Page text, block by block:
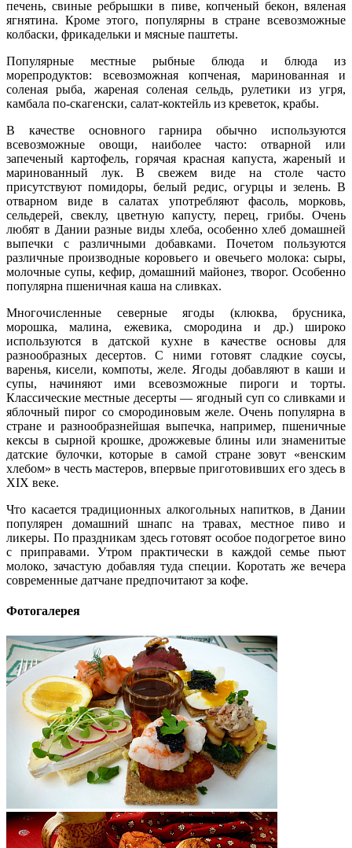
печень, свиные ребрышки в пиве, копченый бекон, вяленая
ягнятина. Кроме этого, популярны в стране всевозможные
колбаски, фрикадельки и мясные паштеты.
Популярные местные рыбные блюда и блюда из
морепродуктов: всевозможная копченая, маринованная и
соленая рыба, жареная соленая сельдь, рулетики из угря,
камбала по-скагенски, салат-коктейль из креветок, крабы.
В качестве основного гарнира обычно используются
всевозможные овощи, наиболее часто: отварной или
запеченый картофель, горячая красная капуста, жареный и
маринованный лук. В свежем виде на столе часто
присутствуют помидоры, белый редис, огурцы и зелень. В
отварном виде в салатах употребляют фасоль, морковь,
сельдерей, свеклу, цветную капусту, перец, грибы. Очень
любят в Дании разные виды хлеба, особенно хлеб домашней
выпечки с различными добавками. Почетом пользуются
различные производные коровьего и овечьего молока: сыры,
молочные супы, кефир, домашний майонез, творог. Особенно
популярна пшеничная каша на сливках.
Многочисленные северные ягоды (клюква, брусника,
морошка, малина, ежевика, смородина и др.) широко
используются в датской кухне в качестве основы для
разнообразных десертов. С ними готовят сладкие соусы,
варенья, кисели, компоты, желе. Ягоды добавляют в каши и
супы, начиняют ими всевозможные пироги и торты.
Классические местные десерты — ягодный суп со сливками и
яблочный пирог со смородиновым желе. Очень популярна в
стране и разнообразнейшая выпечка, например, пшеничные
кексы в сырной крошке, дрожжевые блины или знаменитые
датские булочки, которые в самой стране зовут «венским
хлебом» в честь мастеров, впервые приготовивших его здесь в
XIX веке.
Что касается традиционных алкогольных напитков, в Дании
популярен домашний шнапс на травах, местное пиво и
ликеры. По праздникам здесь готовят особое подогретое вино
с приправами. Утром практически в каждой семье пьют
молоко, зачастую добавляя туда специи. Коротать же вечера
современные датчане предпочитают за кофе.
Фотогалерея